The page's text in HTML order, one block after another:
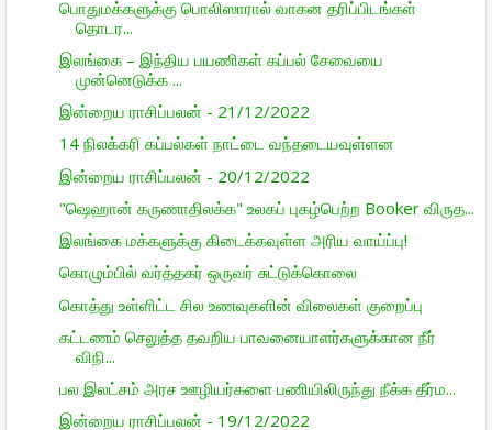
பொதுமக்களுக்கு பொலிஸாரால் வாகன தரிப்பிடங்கள்
தொடர...
இலங்கை – இந்திய பயணிகள் கப்பல் சேவையை
முன்னெடுக்க ...
இன்றைய ராசிப்பலன் - 21/12/2022
14 நிலக்கரி கப்பல்கள் நாட்டை வந்தடையவுள்ளன
இன்றைய ராசிப்பலன் - 20/12/2022
"ஷெஹான் கருணாதிலக்க" உலகப் புகழ்பெற்ற Booker விருத...
இலங்கை மக்களுக்கு கிடைக்கவுள்ள அரிய வாய்ப்பு!
கொழும்பில் வர்த்தகர் ஒருவர் சுட்டுக்கொலை
கொத்து உள்ளிட்ட சில உணவுகளின் விலைகள் குறைப்பு
கட்டணம் செலுத்த தவறிய பாவனையாளர்களுக்கான நீர்
விநி...
பல இலட்சம் அரச ஊழியர்களை பணியிலிருந்து நீக்க தீர்ம...
இன்றைய ராசிப்பலன் - 19/12/2022